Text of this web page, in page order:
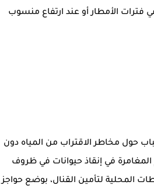
الأمطار أو عند ارتفاع منسوب
حول مخاطر الاقتراب من المياه دون
المغامرة في إنقاذ حيوانات في ظروف
المحلية لتأمين القنال، بوضع حواجز